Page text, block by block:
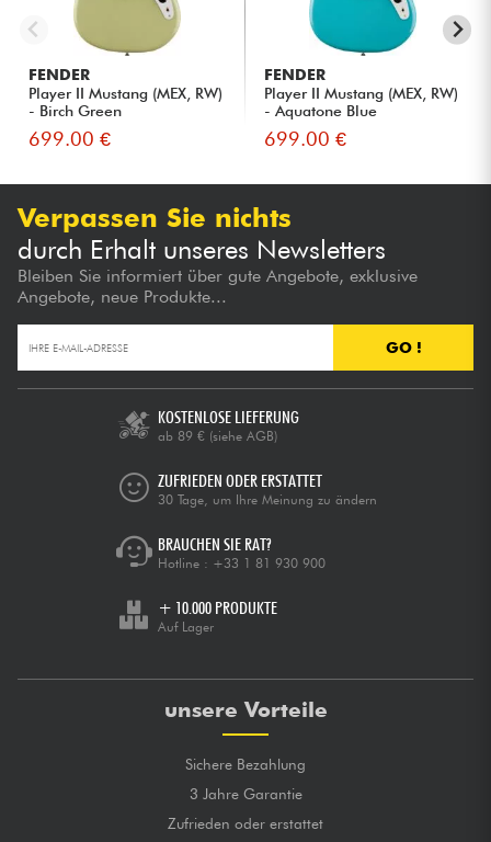
FENDER
Player II Mustang (MEX, RW)
- Birch Green
699.00 €
FENDER
Player II Mustang (MEX, RW)
- Aquatone Blue
699.00 €
Verpassen Sie nichts
durch Erhalt unseres Newsletters
Bleiben Sie informiert über gute Angebote, exklusive
Angebote, neue Produkte...
GO !
KOSTENLOSE LIEFERUNG
ab 89 € (siehe AGB)
ZUFRIEDEN ODER ERSTATTET
30 Tage, um Ihre Meinung zu ändern
BRAUCHEN SIE RAT?
Hotline : +33 1 81 930 900
+ 10.000 PRODUKTE
Auf Lager
unsere Vorteile
Sichere Bezahlung
3 Jahre Garantie
Zufrieden oder erstattet